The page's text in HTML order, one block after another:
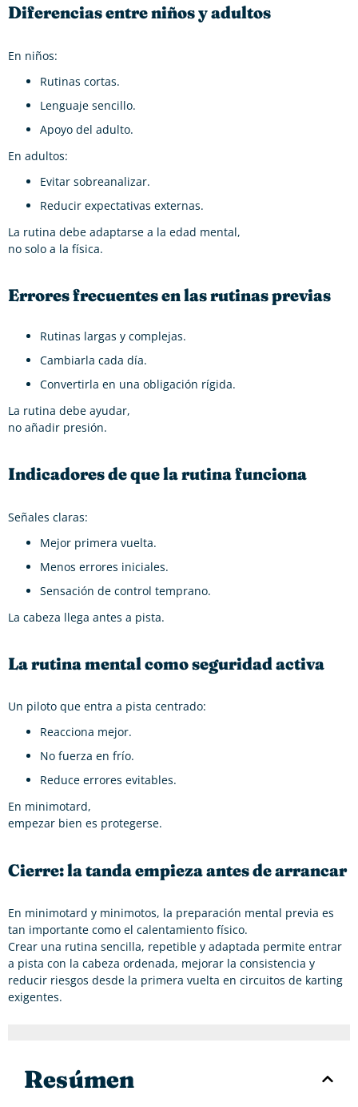
Diferencias entre niños y adultos
En niños:
Rutinas cortas.
Lenguaje sencillo.
Apoyo del adulto.
En adultos:
Evitar sobreanalizar.
Reducir expectativas externas.
La rutina debe adaptarse a la edad mental,
no solo a la física.
Errores frecuentes en las rutinas previas
Rutinas largas y complejas.
Cambiarla cada día.
Convertirla en una obligación rígida.
La rutina debe ayudar,
no añadir presión.
Indicadores de que la rutina funciona
Señales claras:
Mejor primera vuelta.
Menos errores iniciales.
Sensación de control temprano.
La cabeza llega antes a pista.
La rutina mental como seguridad activa
Un piloto que entra a pista centrado:
Reacciona mejor.
No fuerza en frío.
Reduce errores evitables.
En minimotard,
empezar bien es protegerse.
Cierre: la tanda empieza antes de arrancar
En minimotard y minimotos, la preparación mental previa es
tan importante como el calentamiento físico.
Crear una rutina sencilla, repetible y adaptada permite entrar
a pista con la cabeza ordenada, mejorar la consistencia y
reducir riesgos desde la primera vuelta en circuitos de karting
exigentes.
Resúmen